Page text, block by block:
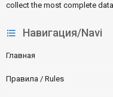
collect the most complete
Навигация/Navi
Главная
Правила / Rules